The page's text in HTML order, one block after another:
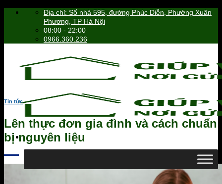
Skip
Địa chỉ: Số nhà 595, đường Phúc Diễn, Phường Xuân
Phương, TP Hà Nội
08:00 - 22:00
0966.360.236
Tin tức
Lên thực đơn gia đình và cách chuẩn
bị nguyên liệu